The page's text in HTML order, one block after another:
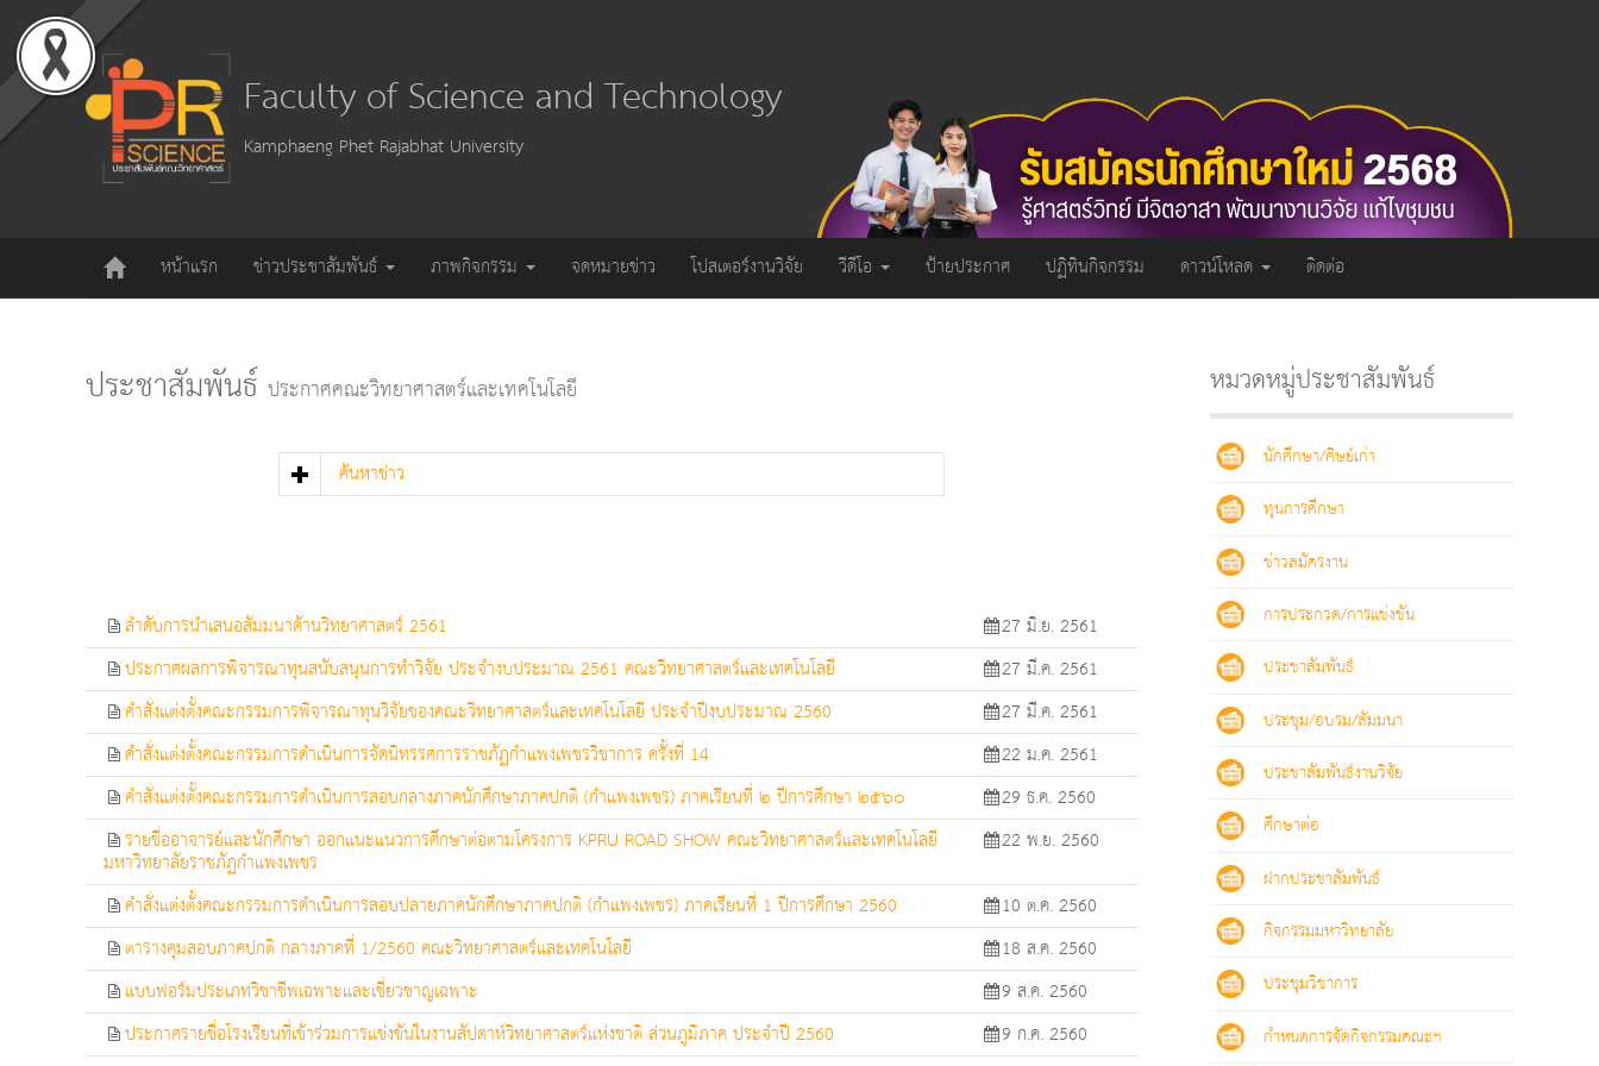
Faculty of Science and Technology
Kamphaeng Phet Rajabhat University
หน้าแรก ข่าวประชาสัมพันธ์ ภาพกิจกรรม จดหมายข่าว โปสเตอร์งานวิจัย วีดีโอ ป้ายประกาศ ปฏิทินกิจกรรม ดาวน์โหลด ติดต่อ
ประชาสัมพันธ์ ประกาศคณะวิทยาศาสตร์และเทคโนโลยี
ค้นหาข่าว
ลำดับการนำเสนอสัมมนาด้านวิทยาศาสตร์ 2561
27 มิ.ย. 2561
ประกาศผลการพิจารณาทุนสนับสนุนการทำวิจัย ประจำงบประมาณ 2561 คณะวิทยาศาสตร์และเทคโนโลยี
27 มี.ค. 2561
คำสั่งแต่งตั้งคณะกรรมการพิจารณาทุนวิจัยของคณะวิทยาศาสตร์และเทคโนโลยี ประจำปีงบประมาณ 2560
27 มี.ค. 2561
คำสั่งแต่งตั้งคณะกรรมการดำเนินการจัดนิทรรศการราชภัฏกำแพงเพชรวิชาการ ครั้งที่ 14
22 ม.ค. 2561
คำสั่งแต่งตั้งคณะกรรมการดำเนินการสอบกลางภาคนักศึกษาภาคปกติ (กำแพงเพชร) ภาคเรียนที่ ๒ ปีการศึกษา ๒๕๖๐
29 ธ.ค. 2560
รายชื่ออาจารย์และนักศึกษา ออกแนะแนวการศึกษาต่อตามโครงการ KPRU ROAD SHOW คณะวิทยาศาสตร์และเทคโนโลยี
มหาวิทยาลัยราชภัฏกำแพงเพชร
22 พ.ย. 2560
คำสั่งแต่งตั้งคณะกรรมการดำเนินการสอบปลายภาคนักศึกษาภาคปกติ (กำแพงเพชร) ภาคเรียนที่ 1 ปีการศึกษา 2560
10 ต.ค. 2560
ตารางคุมสอบภาคปกติ กลางภาคที่ 1/2560 คณะวิทยาศาสตร์และเทคโนโลยี
18 ส.ค. 2560
แบบฟอร์มประเภทวิชาชีพเฉพาะและเชี่ยวชาญเฉพาะ
9 ส.ค. 2560
ประกาศรายชื่อโรงเรียนที่เข้าร่วมการแข่งขันในงานสัปดาห์วิทยาศาสตร์แห่งชาติ ส่วนภูมิภาค ประจำปี 2560
9 ก.ค. 2560
หมวดหมู่ประชาสัมพันธ์
นักศึกษา/ศิษย์เก่า
ทุนการศึกษา
ข่าวสมัครงาน
การประกวด/การแข่งขัน
ประชาสัมพันธ์
ประชุม/อบรม/สัมมนา
ประชาสัมพันธ์งานวิจัย
ศึกษาต่อ
ฝากประชาสัมพันธ์
กิจกรรมมหาวิทยาลัย
ประชุมวิชาการ
กำหนดการจัดกิจกรรมคณะฯ